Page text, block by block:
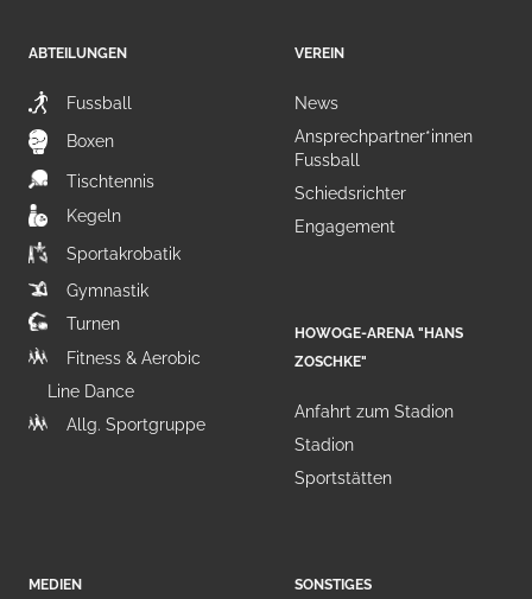
ABTEILUNGEN
Fussball
Boxen
Tischtennis
Kegeln
Sportakrobatik
Gymnastik
Turnen
Fitness & Aerobic
Line Dance
Allg. Sportgruppe
VEREIN
News
Ansprechpartner*innen
Fussball
Schiedsrichter
Engagement
HOWOGE-ARENA "HANS
ZOSCHKE"
Anfahrt zum Stadion
Stadion
Sportstätten
MEDIEN SONSTIGES